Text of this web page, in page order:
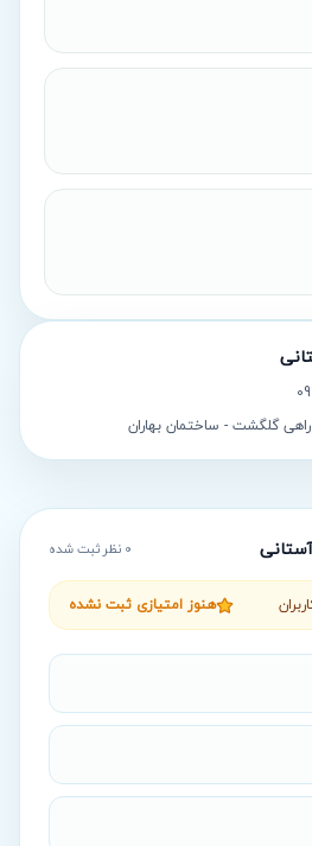
گلگشت - ساختمان بهاران
0 نظر ثبت شده
هنوز امتیازی ثبت نشده